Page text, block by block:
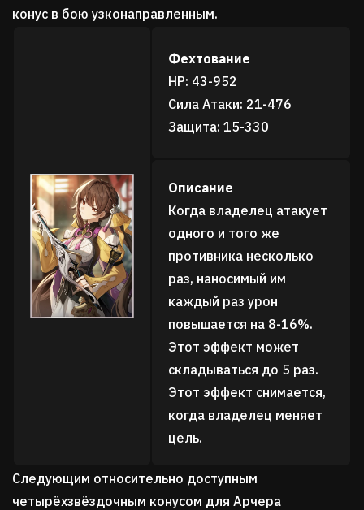
конус в бою узконаправленным.
Фехтование
HP: 43-952
Сила Атаки: 21-476
Защита: 15-330
Описание
Когда владелец атакует
одного и того же
противника несколько
раз, наносимый им
каждый раз урон
повышается на 8-16%.
Этот эффект может
складываться до 5 раз.
Этот эффект снимается,
когда владелец меняет
цель.
Следующим относительно доступным
четырёхзвёздочным конусом для Арчера